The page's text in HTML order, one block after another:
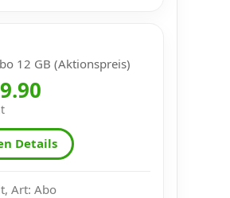
12 GB (Aktionspreis)
Details
Art: Abo